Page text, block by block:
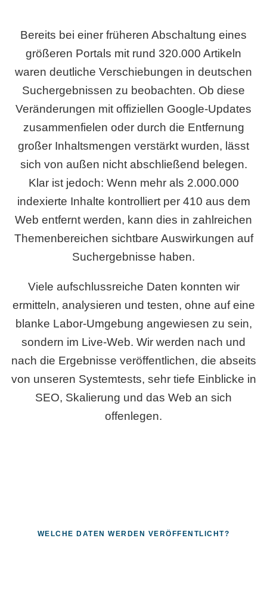
Bereits bei einer früheren Abschaltung eines
größeren Portals mit rund 320.000 Artikeln
waren deutliche Verschiebungen in deutschen
Suchergebnissen zu beobachten. Ob diese
Veränderungen mit offiziellen Google-Updates
zusammenfielen oder durch die Entfernung
großer Inhaltsmengen verstärkt wurden, lässt
sich von außen nicht abschließend belegen.
Klar ist jedoch: Wenn mehr als 2.000.000
indexierte Inhalte kontrolliert per 410 aus dem
Web entfernt werden, kann dies in zahlreichen
Themenbereichen sichtbare Auswirkungen auf
Suchergebnisse haben.
Viele aufschlussreiche Daten konnten wir
ermitteln, analysieren und testen, ohne auf eine
blanke Labor-Umgebung angewiesen zu sein,
sondern im Live-Web. Wir werden nach und
nach die Ergebnisse veröffentlichen, die abseits
von unseren Systemtests, sehr tiefe Einblicke in
SEO, Skalierung und das Web an sich
offenlegen.
WELCHE DATEN WERDEN VERÖFFENTLICHT?